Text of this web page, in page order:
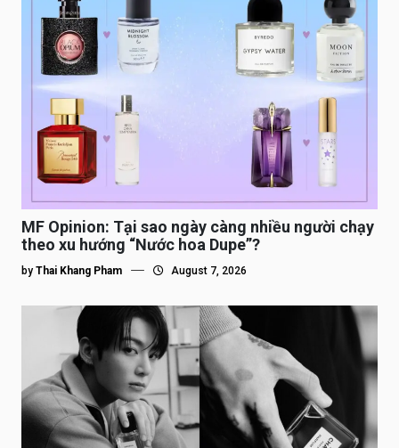
MF Opinion: Tại sao ngày càng nhiều người chạy
theo xu hướng “Nước hoa Dupe”?
by Thai Khang Pham August 7, 2026